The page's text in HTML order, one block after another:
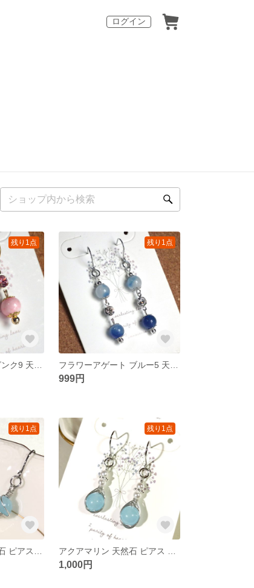
ログイン
残り1点 残り1点
999円
残り1点 残り1点
1,000円